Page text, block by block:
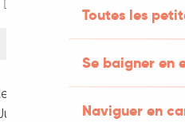
Toutes les
Se baigner en
Naviguer en
venir découvrir la
et ses alentours le